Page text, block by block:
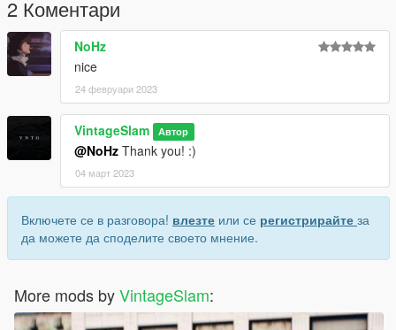
2 Коментари
NoHz
nice
24 февруари 2023
VintageSlam Автор
@NoHz Thank you! :)
04 март 2023
Включете се в разговора! влезте или се регистрирайте за
да можете да споделите своето мнение.
More mods byVintageSlam: